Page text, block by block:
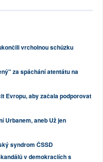
vrcholnou schůzku
za spáchání atentátu na
Evropu, aby začala podporovat
Urbanem, aneb Už jen
syndrom ČSSD
v demokraciích s